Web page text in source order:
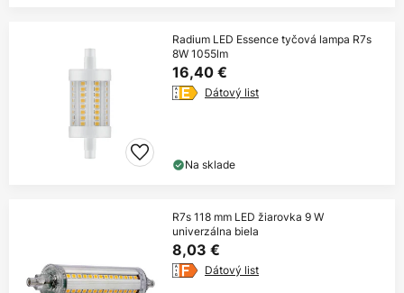
Radium LED Essence tyčová lampa R7s
8W 1055lm
16,40 €
Dátový list
Na sklade
R7s 118 mm LED žiarovka 9 W
univerzálna biela
8,03 €
Dátový list